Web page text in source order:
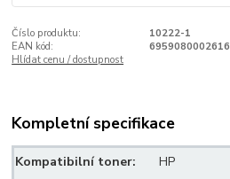
Číslo produktu:
10222-1
EAN kód:
6959080002616
Hlídat cenu / dostupnost
Kompletní specifikace
Kompatibilní toner:
HP